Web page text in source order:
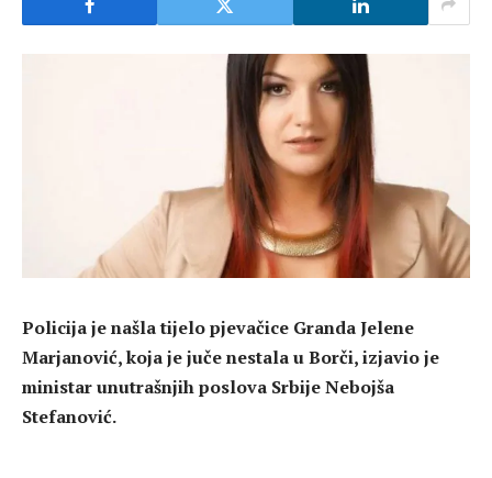
Policija je našla tijelo pjevačice Granda Jelene
Marjanović, koja je juče nestala u Borči, izjavio je
ministar unutrašnjih poslova Srbije Nebojša
Stefanović.